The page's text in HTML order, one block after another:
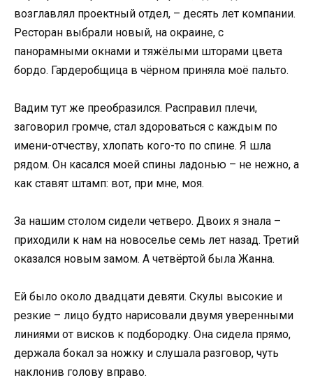
возглавлял проектный отдел, – десять лет компании.
Ресторан выбрали новый, на окраине, с
панорамными окнами и тяжёлыми шторами цвета
бордо. Гардеробщица в чёрном приняла моё пальто.
Вадим тут же преобразился. Расправил плечи,
заговорил громче, стал здороваться с каждым по
имени-отчеству, хлопать кого-то по спине. Я шла
рядом. Он касался моей спины ладонью – не нежно, а
как ставят штамп: вот, при мне, моя.
За нашим столом сидели четверо. Двоих я знала –
приходили к нам на новоселье семь лет назад. Третий
оказался новым замом. А четвёртой была Жанна.
Ей было около двадцати девяти. Скулы высокие и
резкие – лицо будто нарисовали двумя уверенными
линиями от висков к подбородку. Она сидела прямо,
держала бокал за ножку и слушала разговор, чуть
наклонив голову вправо.